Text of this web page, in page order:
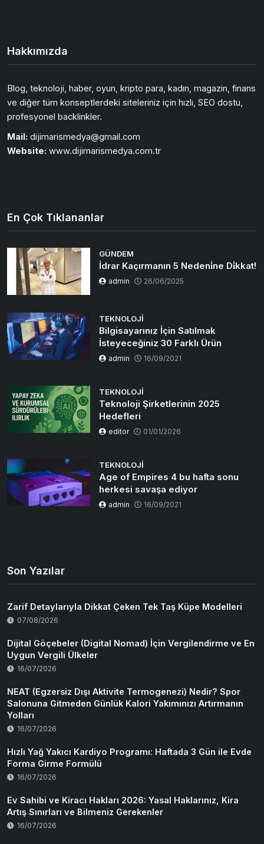
Hakkımızda
Blog, teknoloji, haber, oyun, kripto para, kadın, magazin, finans
ve diğer tüm konseptlerdeki siteleriniz için hızlı, SEO dostu,
profesyonel backlinkler.
Mail: dijimarismedya@gmail.com
Website: www.dijimarismedya.com.tr
En Çok Tıklananlar
GÜNDEM
İdrar Kaçırmanın 5 Nedeni̇ne Di̇kkat!
admin 26/06/2025
TEKNOLOJI
Bilgisayarınız İçin Satılmak
İsteyeceğiniz 30 Farklı Ürün
admin 16/09/2021
TEKNOLOJI
Teknoloji Şirketlerinin 2025
Hedefleri
editor 01/01/2026
TEKNOLOJI
Age of Empires 4 bu hafta sonu
herkesi savaşa ediyor
admin 16/09/2021
Son Yazılar
Zarif Detaylarıyla Dikkat Çeken Tek Taş Küpe Modelleri
07/08/2026
Dijital Göçebeler (Digital Nomad) İçin Vergilendirme ve En
Uygun Vergili Ülkeler
16/07/2026
NEAT (Egzersiz Dışı Aktivite Termogenezi) Nedir? Spor
Salonuna Gitmeden Günlük Kalori Yakımınızı Artırmanın
Yolları
16/07/2026
Hızlı Yağ Yakıcı Kardiyo Programı: Haftada 3 Gün ile Evde
Forma Girme Formülü
16/07/2026
Ev Sahibi ve Kiracı Hakları 2026: Yasal Haklarınız, Kira
Artış Sınırları ve Bilmeniz Gerekenler
16/07/2026